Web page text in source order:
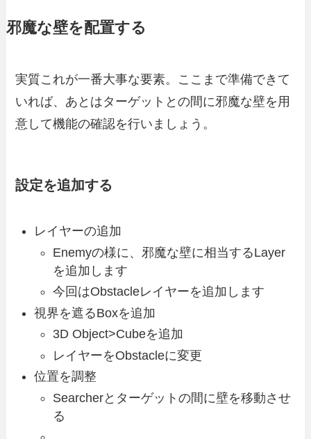
邪魔な壁を配置する
実質これが一番大事な要素。ここまで準備できて
いれば、あとはターゲットとの間に邪魔な壁を用
意して機能の確認を行いましょう。
設定を追加する
レイヤーの追加
Enemyの様に、邪魔な壁に相当するLayer
を追加します
今回はObstacleレイヤーを追加します
視界を遮るBoxを追加
3D Object>Cubeを追加
レイヤーをObstacleに変更
位置を調整
Searcherとターゲットの間に壁を移動させ
る